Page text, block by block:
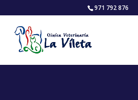
971 792 876